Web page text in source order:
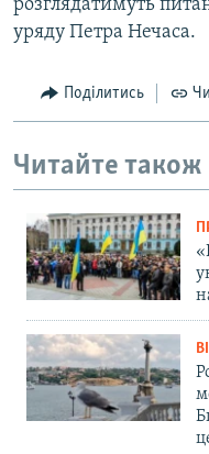
розглядатимуть
уряду Петра Нечаса.
Поділитись
Читайте також